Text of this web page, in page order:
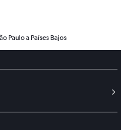
Paulo a Países Bajos